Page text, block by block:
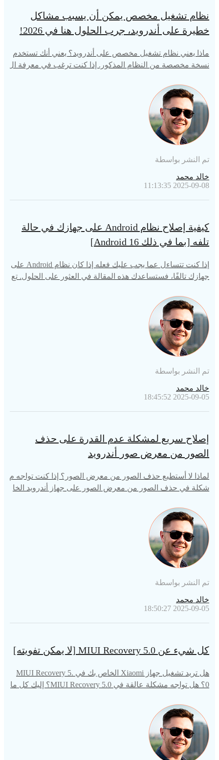
نظام تشغيل مخصص يمكن أن يسبب مشاكل
خطيرة على أندرويد، جرب الحلول هنا في 2026!
ماذا يعني نظام تشغيل مخصص على أندرويد؟ يعني أنك تستخدم
نسخة مخصصة من النظام المذكور. إذا كنت ترغب في معرفة ال
تم النشر بواسطة
خالد محمد
2025-09-08 11:13:35
كيفية إصلاح نظام Android على جهازك في حالة
تلفه [بما في ذلك Android 16]
إذا كنت تتساءل عما يجب عليك فعله إذا كان نظام Android على
جهازك تالفًا، فستساعدك هذه المقالة في العثور على الحلول. تع
تم النشر بواسطة
خالد محمد
2025-09-05 18:45:52
إصلاح سريع لمشكلة عدم القدرة على حذف
الصور من معرض صور أندرويد
لماذا لا أستطيع حذف الصور من معرض الصور؟ إذا كنت تواجه م
شكلة في حذف الصور من معرض الصور على جهاز أندرويد الخا
رة على حذف الصور من معرض الصور في أندرويد.
تم النشر بواسطة
خالد محمد
2025-09-05 18:50:27
كل شيء عن MIUI Recovery 5.0 [لا يمكن تفويته]
هل تريد تشغيل جهاز Xiaomi الخاص بك في MIUI Recovery 5.
0؟ هل تواجه مشكلة عالقة في MIUI Recovery 5.0؟ إليك كل ما